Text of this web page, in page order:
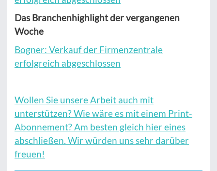
Das Branchenhighlight der vergangenen
Woche
Bogner: Verkauf der Firmenzentrale
erfolgreich abgeschlossen
Wollen Sie unsere Arbeit auch mit
unterstützen? Wie wäre es mit einem Print-
Abonnement? Am besten gleich hier eines
abschließen. Wir würden uns sehr darüber
freuen!